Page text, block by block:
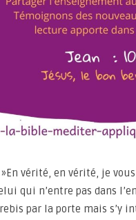
vérité, en vérité, je
qui n’entre pas dans
par la porte mais s’y